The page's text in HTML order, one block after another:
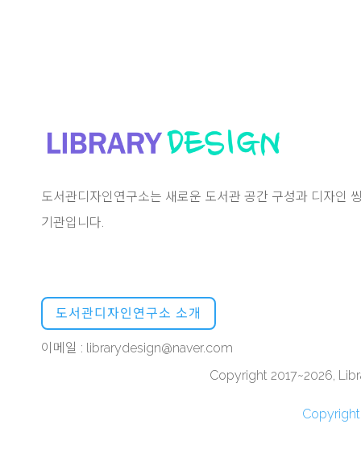
도서관디자인연구소는 새로운 도서관 공간 구성과 디자인
기관입니다.
도서관디자인연구소 소개
이메일 : librarydesign@naver.com
Copyright 2017~2026,